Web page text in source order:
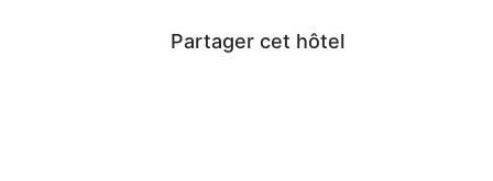
Partager cet hôtel